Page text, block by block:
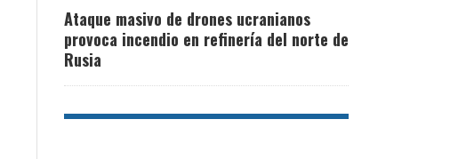
Ataque masivo de drones ucranianos
provoca incendio en refinería del norte de
Rusia